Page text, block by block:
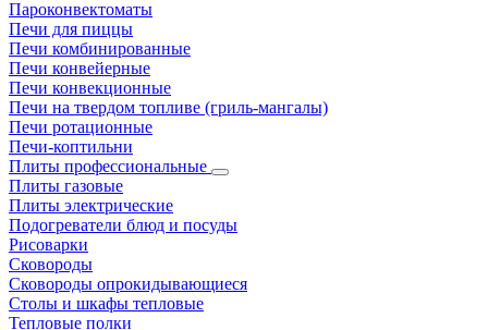
Пароконвектоматы
Печи для пиццы
Печи комбинированные
Печи конвейерные
Печи конвекционные
Печи на твердом топливе (гриль-мангалы)
Печи ротационные
Печи-коптильни
Плиты профессиональные
Плиты газовые
Плиты электрические
Подогреватели блюд и посуды
Рисоварки
Сковороды
Сковороды опрокидывающиеся
Столы и шкафы тепловые
Тепловые полки